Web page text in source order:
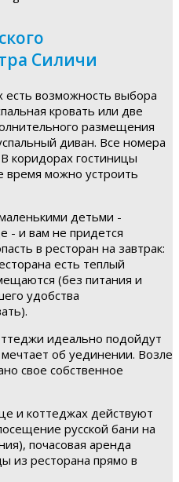
Силичи
есть возможность выбора
кровать или две
размещения
диван. Все номера
коридорах гостиницы
время можно устроить
детьми -
- и вам не придется
в ресторан на завтрак:
есть теплый
(без питания и
удобства
идеально подойдут
об уединении. Возле
свое собственное
и коттеджах действуют
русской бани на
почасовая аренда
из ресторана прямо в